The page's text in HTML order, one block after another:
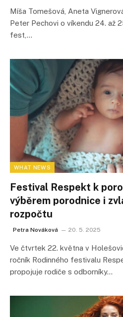
Míša Tomešová, Aneta
Peter Pechovi o víkendu 24. až
fest,…
WHAT NEWS
Festival Respekt k
výběrem porodnice i
rozpočtu
Petra Nováková 20. 5. 2025
Ve čtvrtek 22. května v
ročník Rodinného festivalu
propojuje rodiče s odborníky…